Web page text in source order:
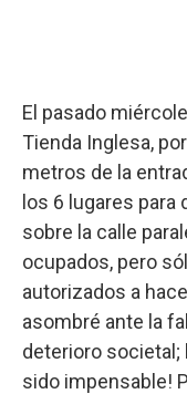
El pasado
Tienda Inglesa,
metros de la
los 6 lugares
sobre la calle
ocupados, pero
autorizados a
asombré ante la
deterioro societal;
sido impensable!